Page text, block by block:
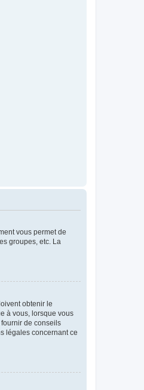
vous permet de
groupes, etc. La
obtenir le
à vous, lorsque vous
de conseils
légales concernant ce